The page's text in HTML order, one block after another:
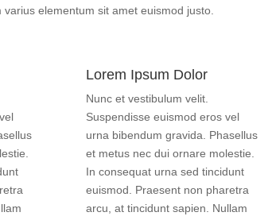
varius elementum sit amet euismod justo.
Lorem Ipsum Dolor
Nunc et vestibulum velit.
Suspendisse euismod eros vel
urna bibendum gravida. Phasellus
et metus nec dui ornare molestie.
In consequat urna sed tincidunt
euismod. Praesent non pharetra
arcu, at tincidunt sapien. Nullam